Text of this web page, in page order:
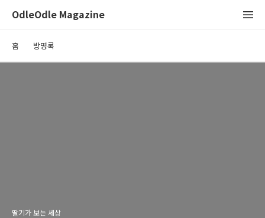
OdleOdle Magazine
홈 방명록
딸기가 보는 세상